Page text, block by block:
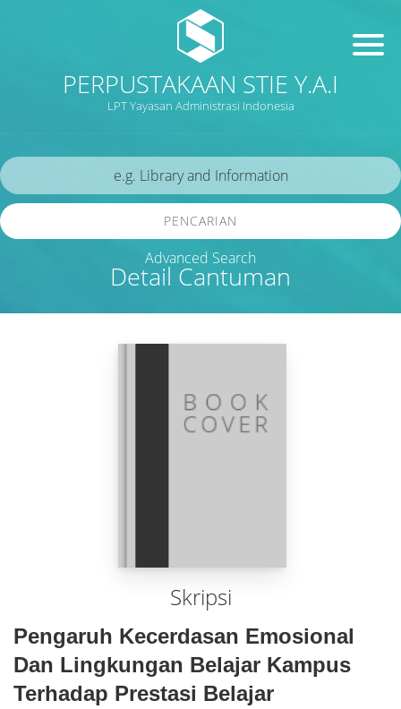
PERPUSTAKAAN STIE Y.A.I
LPT Yayasan Administrasi Indonesia
Detail Cantuman
PENCARIAN
Advanced Search
Skripsi
Pengaruh Kecerdasan Emosional
Dan Lingkungan Belajar Kampus
Terhadap Prestasi Belajar